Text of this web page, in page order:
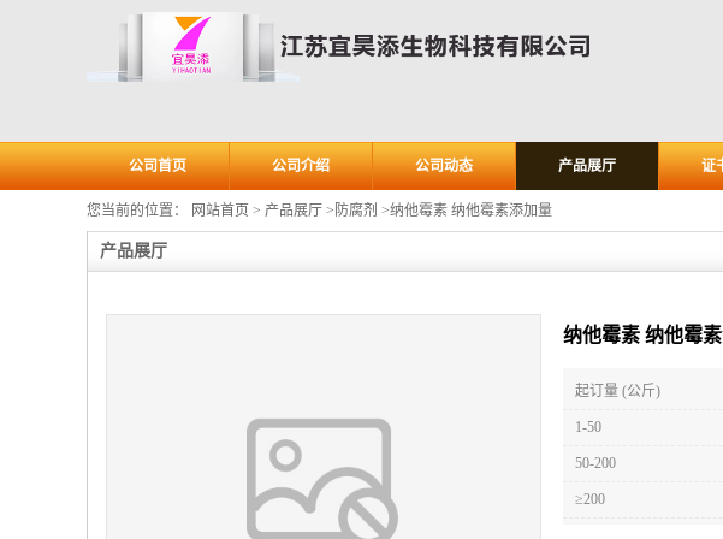
公司首页 公司介绍 公司动态 产品展厅 证
您当前的位置： 网站首页 > 产品展厅 > 防腐剂 >纳他霉素 纳他霉素添加量
产品展厅
纳他霉素 纳他霉
起订量 (公斤)
1-50
50-200
≥200